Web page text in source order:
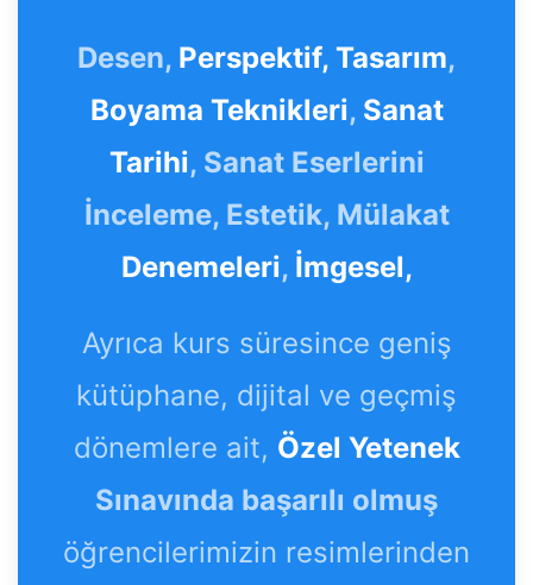
Desen, Perspektif, Tasarım,
Boyama Teknikleri, Sanat
Tarihi, Sanat Eserlerini
İnceleme, Estetik, Mülakat
Denemeleri, İmgesel,
Ayrıca kurs süresince geniş
kütüphane, dijital ve geçmiş
dönemlere ait, Özel Yetenek
Sınavında başarılı olmuş
öğrencilerimizin resimlerinden